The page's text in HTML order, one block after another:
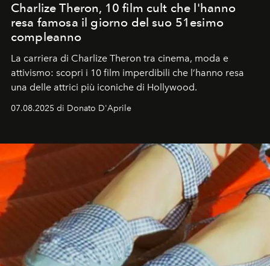
Charlize Theron, 10 film cult che l'hanno
resa famosa il giorno del suo 51esimo
compleanno
La carriera di Charlize Theron tra cinema, moda e
attivismo: scopri i 10 film imperdibili che l’hanno resa
una delle attrici più iconiche di Hollywood.
07.08.2025 di Donato D'Aprile